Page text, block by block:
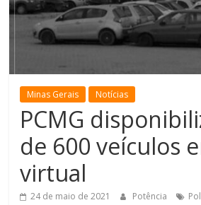
Minas Gerais Notícias
PCMG
de 600 veículos
virtual
24 de maio de 2021 Potência